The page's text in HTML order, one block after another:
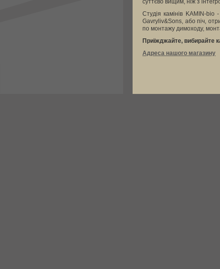
суттєво вищим, ніж з
Студія камінів KAMIN-
Gavryliv&Sons, або піч,
по монтажу димоходу,
Приїжджайте, вибирайте
Адреса нашого магазину